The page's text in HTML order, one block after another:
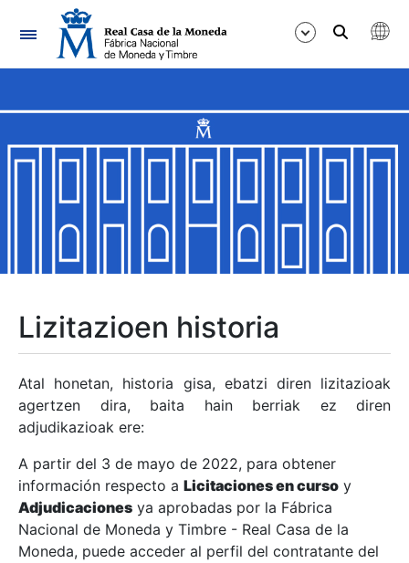
Nabigazioa
Erakutsi/Ezkutatu
Erakutsi/Ezkutatu
Erakutsi/Ezkutatu
Erakutsi/Ezkutatu
Erakutsi/Ezkutatu
Erakutsi/Ezkutatu
Erakutsi/Ezkutatu
Lizitazioen historia
Atal honetan, historia gisa, ebatzi diren lizitazioak
agertzen dira, baita hain berriak ez diren
adjudikazioak ere:
A partir del 3 de mayo de 2022, para obtener
información respecto a Licitaciones en curso y
Adjudicaciones ya aprobadas por la Fábrica
Nacional de Moneda y Timbre - Real Casa de la
Moneda, puede acceder al perfil del contratante del